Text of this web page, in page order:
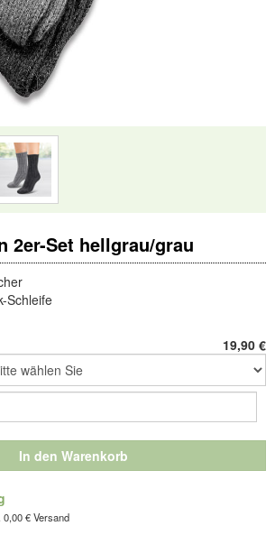
2er-Set hellgrau/grau
Schleife
im elastischen Rippenstrick, die
ausgleichen. Aus 40% feiner
und 20% Polyamid. Handwäsche.
(43-46)
19,90 €
In den Warenkorb
€ Versand